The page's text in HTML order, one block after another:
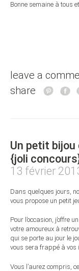
Bonne semaine à tous
leave a
share
Un petit bijou
{joli
13 février
Dans quelques jours,
vous propose un petit
Pour l’occasion, j’offre
votre amoureux à
qui se porte au jour le
vous sera frappé à vos
Vous l’aurez compris,